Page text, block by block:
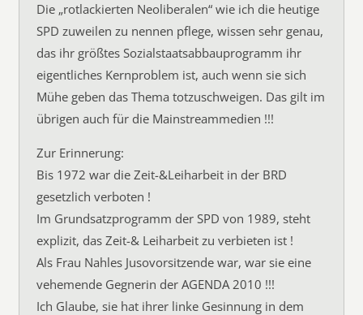
Die „rotlackierten Neoliberalen“ wie ich die heutige
SPD zuweilen zu nennen pflege, wissen sehr genau,
das ihr größtes Sozialstaatsabbauprogramm ihr
eigentliches Kernproblem ist, auch wenn sie sich
Mühe geben das Thema totzuschweigen. Das gilt im
übrigen auch für die Mainstreammedien !!!
Zur Erinnerung:
Bis 1972 war die Zeit-&Leiharbeit in der BRD
gesetzlich verboten !
Im Grundsatzprogramm der SPD von 1989, steht
explizit, das Zeit-& Leiharbeit zu verbieten ist !
Als Frau Nahles Jusovorsitzende war, war sie eine
vehemende Gegnerin der AGENDA 2010 !!!
Ich Glaube, sie hat ihrer linke Gesinnung in dem